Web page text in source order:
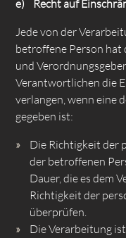
e) Recht auf
Jede von der
betroffene Person hat
und
Verantwortlichen die
verlangen, wenn eine
gegeben ist:
Die Richtigkeit der
der betroffenen
Dauer, die es dem
Richtigkeit der
überprüfen.
Die Verarbeitung